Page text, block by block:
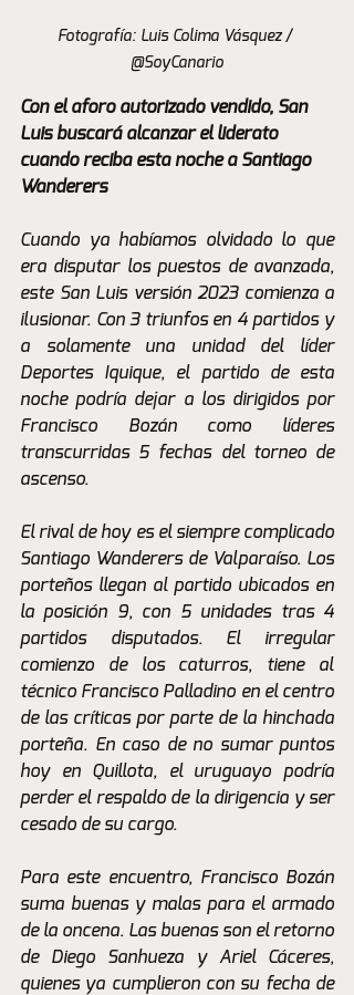
Fotografía: Luis Colima Vásquez /
@SoyCanario
Con el aforo autorizado vendido, San
Luis buscará alcanzar el liderato
cuando reciba esta noche a Santiago
Wanderers
Cuando ya habíamos olvidado lo que
era disputar los puestos de avanzada,
este San Luis versión 2023 comienza a
ilusionar. Con 3 triunfos en 4 partidos y
a solamente una unidad del líder
Deportes Iquique, el partido de esta
noche podría dejar a los dirigidos por
Francisco Bozán como líderes
transcurridas 5 fechas del torneo de
ascenso.
El rival de hoy es el siempre complicado
Santiago Wanderers de Valparaíso. Los
porteños llegan al partido ubicados en
la posición 9, con 5 unidades tras 4
partidos disputados. El irregular
comienzo de los caturros, tiene al
técnico Francisco Palladino en el centro
de las críticas por parte de la hinchada
porteña. En caso de no sumar puntos
hoy en Quillota, el uruguayo podría
perder el respaldo de la dirigencia y ser
cesado de su cargo.
Para este encuentro, Francisco Bozán
suma buenas y malas para el armado
de la oncena. Las buenas son el retorno
de Diego Sanhueza y Ariel Cáceres,
quienes ya cumplieron con su fecha de